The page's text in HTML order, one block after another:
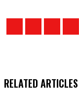
RELATED ARTICLES